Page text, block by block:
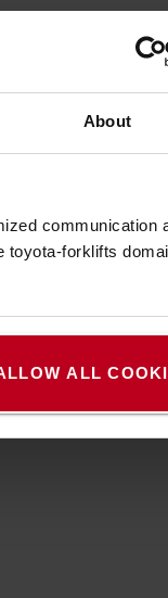
About
communication
toyota-forklifts
ALL